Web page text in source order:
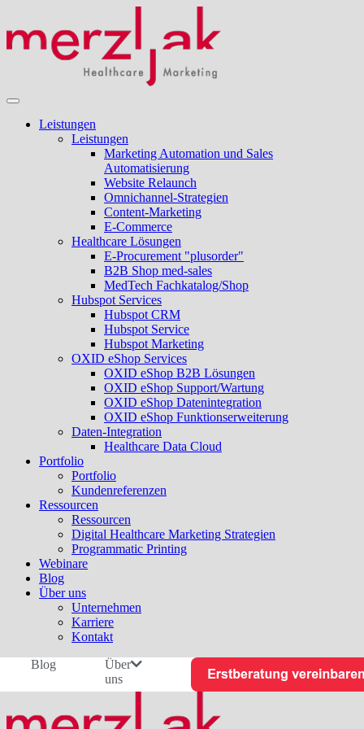
Leistungen
Leistungen
Marketing Automation und Sales
Automatisierung
Website Relaunch
Omnichannel-Strategien
Content-Marketing
E-Commerce
Healthcare Lösungen
E-Procurement "plusorder"
B2B Shop med-sales
MedTech Fachkatalog/Shop
Hubspot Services
Hubspot CRM
Hubspot Service
Hubspot Marketing
OXID eShop Services
OXID eShop B2B Lösungen
OXID eShop Support/Wartung
OXID eShop Datenintegration
OXID eShop Funktionserweiterung
Daten-Integration
Healthcare Data Cloud
Portfolio
Portfolio
Kundenreferenzen
Ressourcen
Ressourcen
Digital Healthcare Marketing Strategien
Programmatic Printing
Webinare
Blog
Über uns
Unternehmen
Karriere
Kontakt
Blog
Über
uns